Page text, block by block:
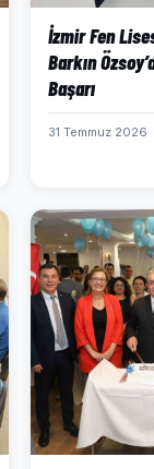
İzmir Fen
Barkın
Başarı
31 Temmuz 2026